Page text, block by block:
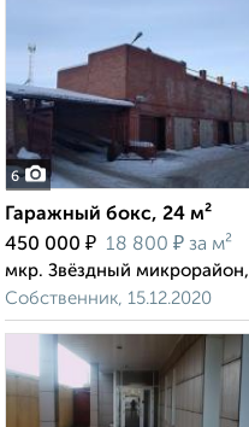
6
Гаражный бокс, 24 м²
450 000 ₽ 18 800 ₽ за м²
мкр. Звёздный
Собственник, 15.12.2020